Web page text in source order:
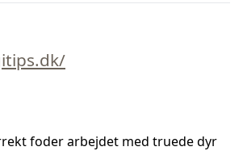
foder arbejdet med truede dyr